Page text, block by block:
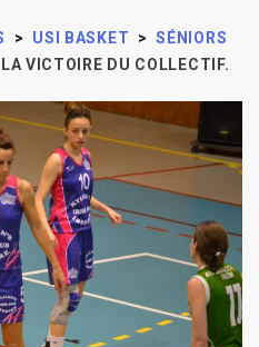
> USI BASKET > SÉNIORS
LA VICTOIRE DU COLLECTIF.